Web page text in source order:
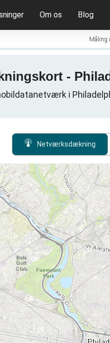
Om os Blog
Måling
-
i
Netværksdækning